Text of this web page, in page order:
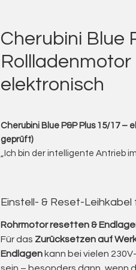
Cherubini Blue
elektronisch
Cherubini Blue P&P Plus 15/17 –
geprüft)
„Ich bin der intelligente Antrieb
integrierter Hinderniserkennung.
Die Blue-Serie von Cherubini
besonders verschleißarme
Ideal für den Austausch in
moderne elektronische Lösung
Einstell- & Reset-
Rohrmotor resetten &
Für das Zurücksetzen auf
Endlagenkann bei vielen
sein – besonders dann, wenn